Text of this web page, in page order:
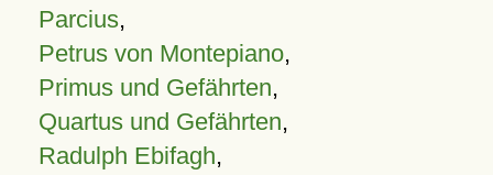
Parcius,
Petrus von Montepiano,
Primus und Gefährten,
Quartus und Gefährten,
Radulph Ebifagh,